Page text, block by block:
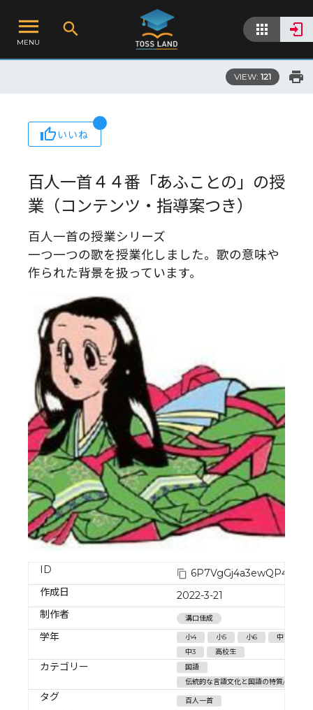
MENU
VIEW: 121
いいね
百人一首４４番「あふことの」の授
業（コンテンツ・指導案つき）
百人一首の授業シリーズ
一つ一つの歌を授業化しました。歌の意味や
作られた背景を扱っています。
ID
作成日
2022-3-21
制作者
溝口佳成
学年 小4 小5 小6 中1
中3
高校生
カテゴリー
国語
伝統的な言語文化と国語の特質/伝統的
タグ 百人一首